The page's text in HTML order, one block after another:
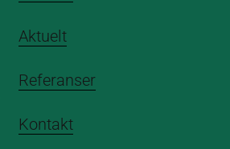
Aktuelt
Referanser
Kontakt